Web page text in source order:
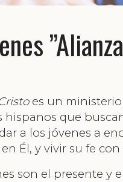
es un
hispanos que
a los jóvenes a
Él, y vivir su fe
son el presente y